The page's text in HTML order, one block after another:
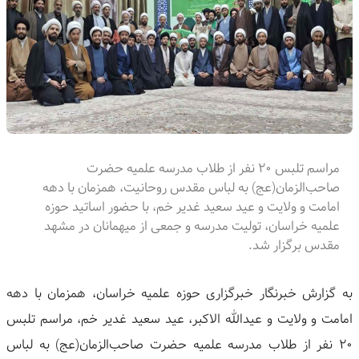
مراسم تلبس ۲۰ نفر از طلاب مدرسه علمیه حضرت
صاحب‌الزمان(عج) به لباس مقدس روحانیت، همزمان با دهه
امامت و ولایت و عید سعید غدیر خم، با حضور اساتید حوزه
علمیه خراسان، تولیت مدرسه و جمعی از میهمانان در مشهد
مقدس برگزار شد.
به گزارش خبرنگار خبرگزاری حوزه علمیه خراسان، همزمان با دهه
امامت و ولایت و عیدالله الاکبر، عید سعید غدیر خم، مراسم تلبس
۲۰ نفر از طلاب مدرسه علمیه حضرت صاحب‌الزمان(عج) به لباس